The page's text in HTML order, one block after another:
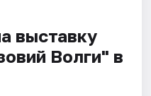
выставку
Волги" в